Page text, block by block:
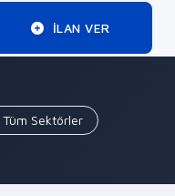
ILAN VER
Tüm Sektörler